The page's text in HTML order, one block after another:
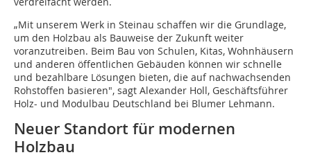
„Mit unserem Werk in Steinau schaffen wir die Grundlage,
um den Holzbau als Bauweise der Zukunft weiter
voranzutreiben. Beim Bau von Schulen, Kitas, Wohnhäusern
und anderen öffentlichen Gebäuden können wir schnelle
und bezahlbare Lösungen bieten, die auf nachwachsenden
Rohstoffen basieren", sagt Alexander Holl, Geschäftsführer
Holz- und Modulbau Deutschland bei Blumer Lehmann.
Neuer Standort für modernen
Holzbau